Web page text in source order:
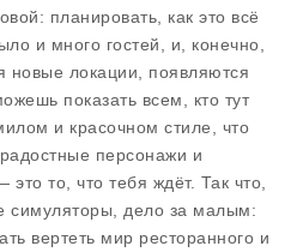
планировать, как это всё
и много гостей, и, конечно,
новые локации, появляются
показать всем, кто тут
и красочном стиле, что
персонажи и
то, что тебя ждёт. Так что,
симуляторы, дело за малым:
вертеть мир ресторанного и